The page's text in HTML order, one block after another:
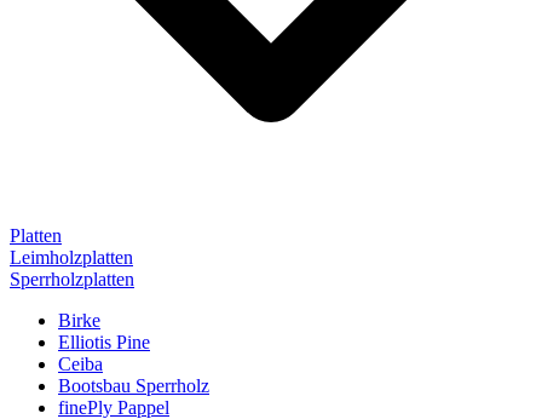
Platten
Leimholzplatten
Sperrholzplatten
Birke
Elliotis Pine
Ceiba
Bootsbau Sperrholz
finePly Pappel